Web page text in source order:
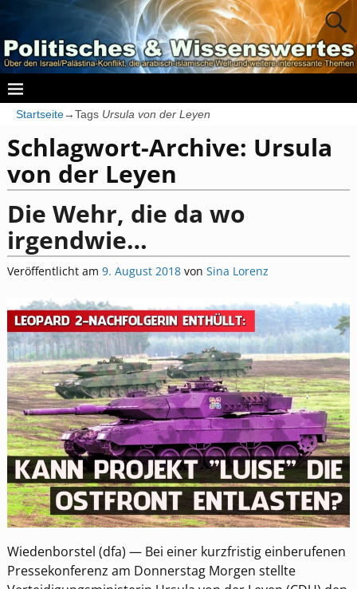
Startseite→Tags Ursula von der Leyen
Schlagwort-Archive: Ursula
von der Leyen
Die Wehr, die da wo
irgendwie…
Veröffentlicht am 9. August 2018 von Sina Lorenz
Wiedenborstel (dfa) — Bei einer kurzfristig einberufenen
Pressekonferenz am Donnerstag Morgen stellte